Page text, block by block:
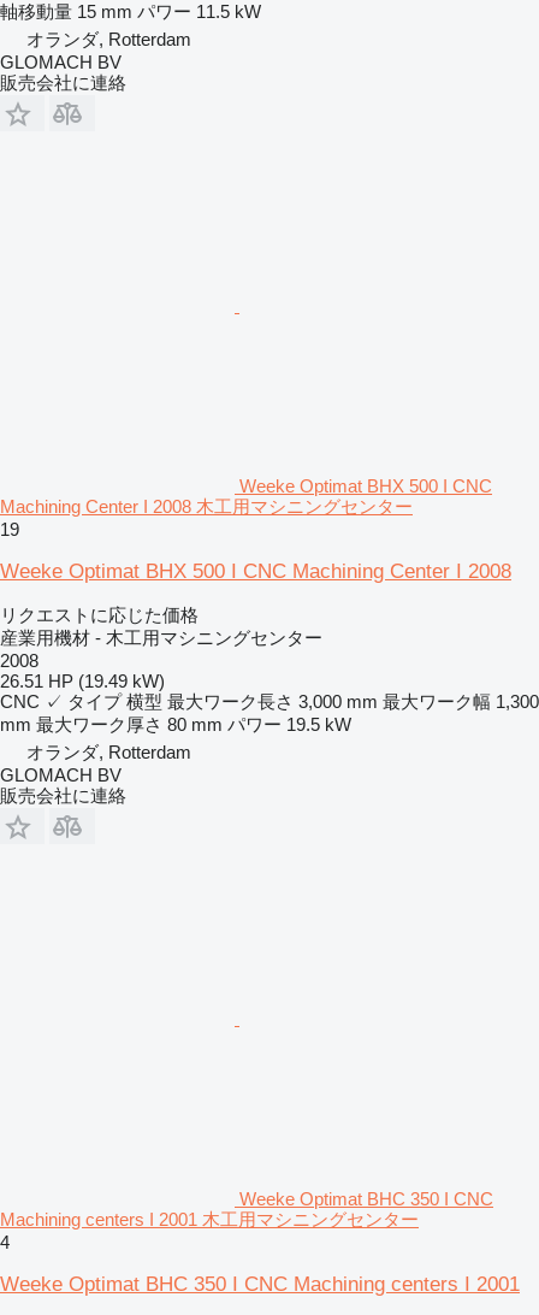
軸移動量 15 mm パワー 11.5 kW
オランダ, Rotterdam
GLOMACH BV
販売会社に連絡
Weeke Optimat BHX 500 I CNC
Machining Center I 2008 木工用マシニングセンター
19
Weeke Optimat BHX 500 I CNC Machining Center I 2008
リクエストに応じた価格
産業用機材 - 木工用マシニングセンター
2008
26.51 HP (19.49 kW)
CNC ✓ タイプ 横型 最大ワーク長さ 3,000 mm 最大ワーク幅 1,300
mm 最大ワーク厚さ 80 mm パワー 19.5 kW
オランダ, Rotterdam
GLOMACH BV
販売会社に連絡
Weeke Optimat BHC 350 I CNC
Machining centers I 2001 木工用マシニングセンター
4
Weeke Optimat BHC 350 I CNC Machining centers I 2001